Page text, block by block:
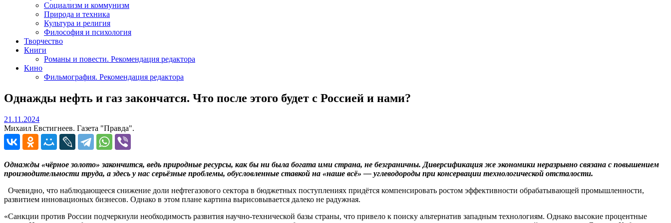
Социализм и коммунизм
Природа и техника
Культура и религия
Философия и психология
Творчество
Книги
Романы и повести. Рекомендация редактора
Кино
Фильмография. Рекомендация редактора
Однажды нефть и газ закончатся. Что после этого будет с Россией и нами?
21.11.202421.11.2024
Михаил Евстигнеев. Газета "Правда".
Однажды «чёрное золото» закончится, ведь природные ресурсы, как бы ни была богата ими страна, не безграничны. Диверсификация же экономики неразрывно связана с повышением
производительности труда, а здесь у нас серьёзные проблемы, обусловленные ставкой на «наше всё» — углеводороды при консервации технологической отсталости.
Очевидно, что наблюдающееся снижение доли нефтегазового сектора в бюджетных поступлениях придётся компенсировать ростом эффективности обрабатывающей промышленности,
развитием инновационых бизнесов. Однако в этом плане картина вырисовывается далеко не радужная.
«Санкции против России подчеркнули необходимость развития научно-технической базы страны, что привело к поиску альтернатив западным технологиям. Однако высокие процентные